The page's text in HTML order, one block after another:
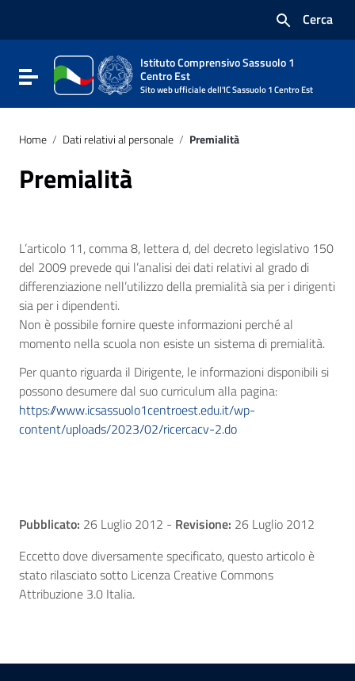
Vai al footer
Cerca
Attiva / disattiva la navigazione
Istituto Comprensivo Sassuolo 1
Centro Est
Sito web ufficiale dell'IC Sassuolo 1 Centro Est
Home / Dati relativi al personale / Premialità
Premialità
L’articolo 11, comma 8, lettera d, del decreto legislativo 150
del 2009 prevede qui l’analisi dei dati relativi al grado di
differenziazione nell’utilizzo della premialità sia per i dirigenti
sia per i dipendenti.
Non è possibile fornire queste informazioni perché al
momento nella scuola non esiste un sistema di premialità.
Per quanto riguarda il Dirigente, le informazioni disponibili si
possono desumere dal suo curriculum alla pagina:
https://www.icsassuolo1centroest.edu.it/wp-
content/uploads/2023/02/ricercacv-2.do
Pubblicato: 26 Luglio 2012 - Revisione: 26 Luglio 2012
Eccetto dove diversamente specificato, questo articolo è
stato rilasciato sotto Licenza Creative Commons
Attribuzione 3.0 Italia.